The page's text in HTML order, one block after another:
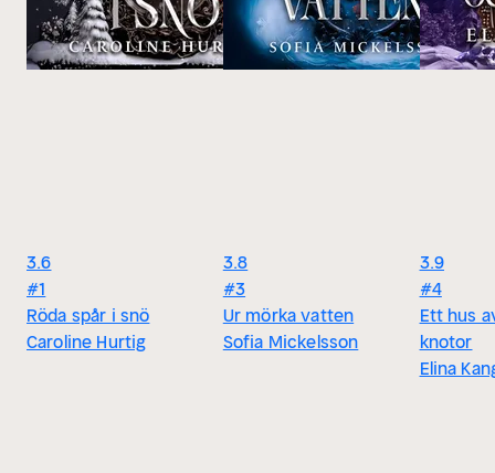
3.6
#1
Röda spår i snö
Caroline Hurtig
3.8
#3
Ur mörka vatten
Sofia Mickelsson
3.9
#4
Ett hus
knotor
Elina